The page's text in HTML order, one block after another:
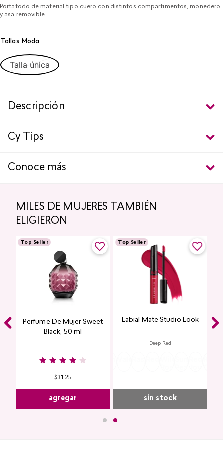
Portatodo de material tipo cuero con distintos compartimentos, monedero
y asa removible.
Tallas Moda
Talla única
Descripción
Cy Tips
Conoce más
MILES DE MUJERES TAMBIÉN
ELIGIERON
Top Seller
Perfume De Mujer Sweet
Black, 50 ml
$31,25
agregar
Top Seller
Labial Mate Studio Look
Deep Red
Burgundy
RosePink
sin stock